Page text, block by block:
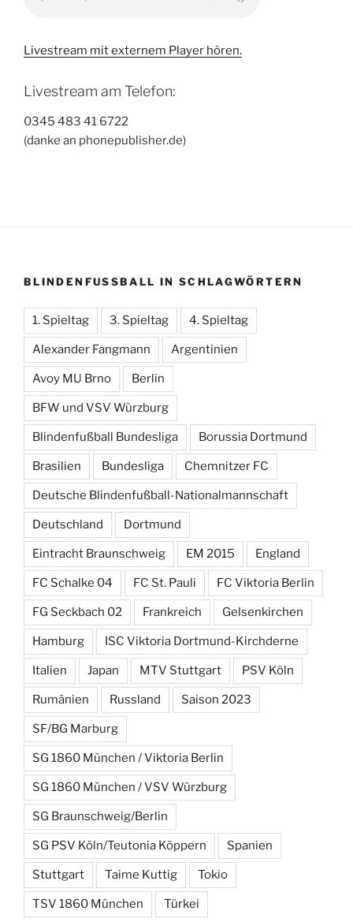
Livestream mit externem Player hören.
Livestream am Telefon:
0345 483 41 6722
(danke an phonepublisher.de)
BLINDENFUSSBALL IN SCHLAGWÖRTERN
1. Spieltag 3. Spieltag 4. Spieltag
Alexander Fangmann Argentinien
Avoy MU Brno Berlin
BFW und VSV Würzburg
Blindenfußball Bundesliga Borussia Dortmund
Brasilien Bundesliga Chemnitzer FC
Deutsche Blindenfußball-Nationalmannschaft
Deutschland Dortmund
Eintracht Braunschweig EM 2015 England
FC Schalke 04 FC St. Pauli FC Viktoria Berlin
FG Seckbach 02 Frankreich Gelsenkirchen
Hamburg ISC Viktoria Dortmund-Kirchderne
Italien Japan MTV Stuttgart PSV Köln
Rumänien Russland Saison 2023
SF/BG Marburg
SG 1860 München / Viktoria Berlin
SG 1860 München / VSV Würzburg
SG Braunschweig/Berlin
SG PSV Köln/Teutonia Köppern Spanien
Stuttgart Taime Kuttig Tokio
TSV 1860 München Türkei